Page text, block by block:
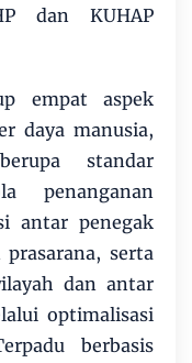
dan KUHAP
empat aspek
daya manusia,
standar
penanganan
antar penegak
serta
dan antar
optimalisasi
berbasis